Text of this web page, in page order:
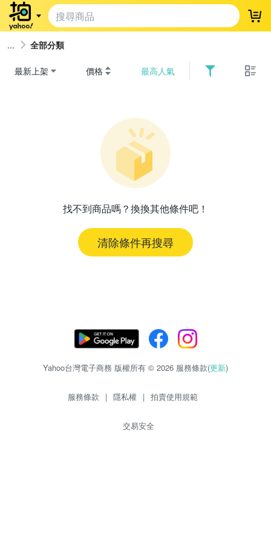
登
全部分類
最新上架 價格 最高人氣
找不到商品嗎？換換其他條件吧！
清除條件再搜尋
Yahoo台灣電子商務 版權所有 © 2026 服務條款(更新)
服務條款 | 隱私權 | 拍賣使用規範
交易安全